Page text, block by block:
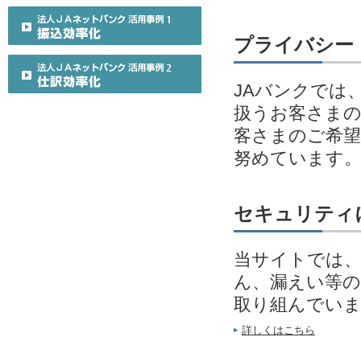
プライバシー
JAバンクでは
扱うお客さま
客さまのご希
努めています。
セキュリティ
当サイトでは
ん、漏えい等
取り組んでい
詳しくはこちら